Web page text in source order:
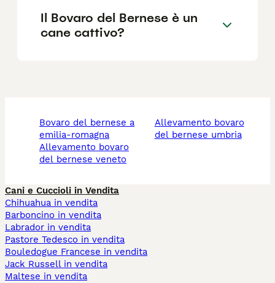
Il Bovaro del Bernese è un
cane cattivo?
bovaro del bernese a
emilia-romagna
allevamento bovaro
del bernese veneto
allevamento bovaro
del bernese umbria
Cani e Cuccioli in Vendita
Chihuahua in vendita
Barboncino in vendita
Labrador in vendita
Pastore Tedesco in vendita
Bouledogue Francese in vendita
Jack Russell in vendita
Maltese in vendita